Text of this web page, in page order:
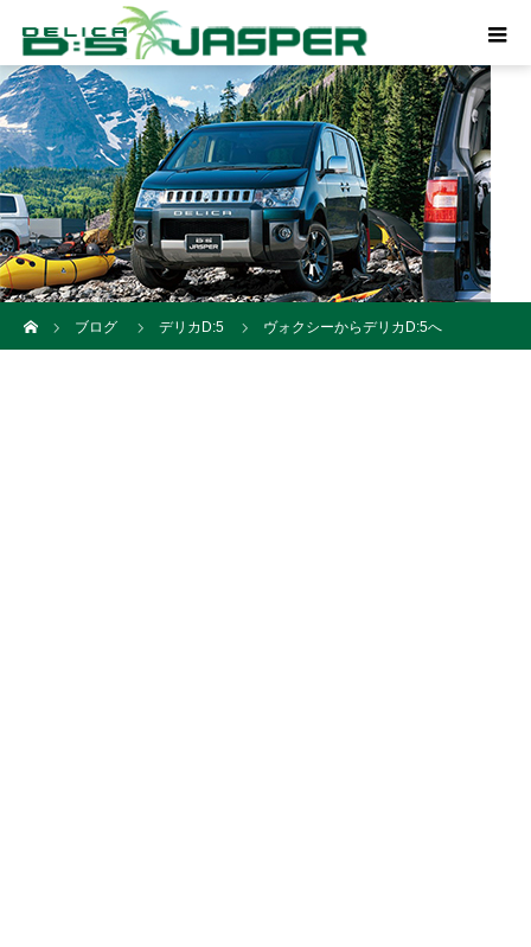
ブログ
デリカD:5 ヴォクシーからデリカD:5へ